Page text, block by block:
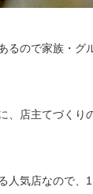
るので家族・グ
、店主てづくり
人気店なので、